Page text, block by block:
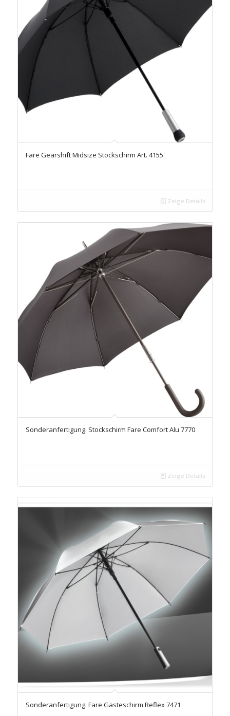
Fare Gearshift Midsize Stockschirm Art. 4155
Zeige Details
Sonderanfertigung: Stockschirm Fare Comfort Alu 7770
Zeige Details
Sonderanfertigung: Fare Gästeschirm Reflex 7471